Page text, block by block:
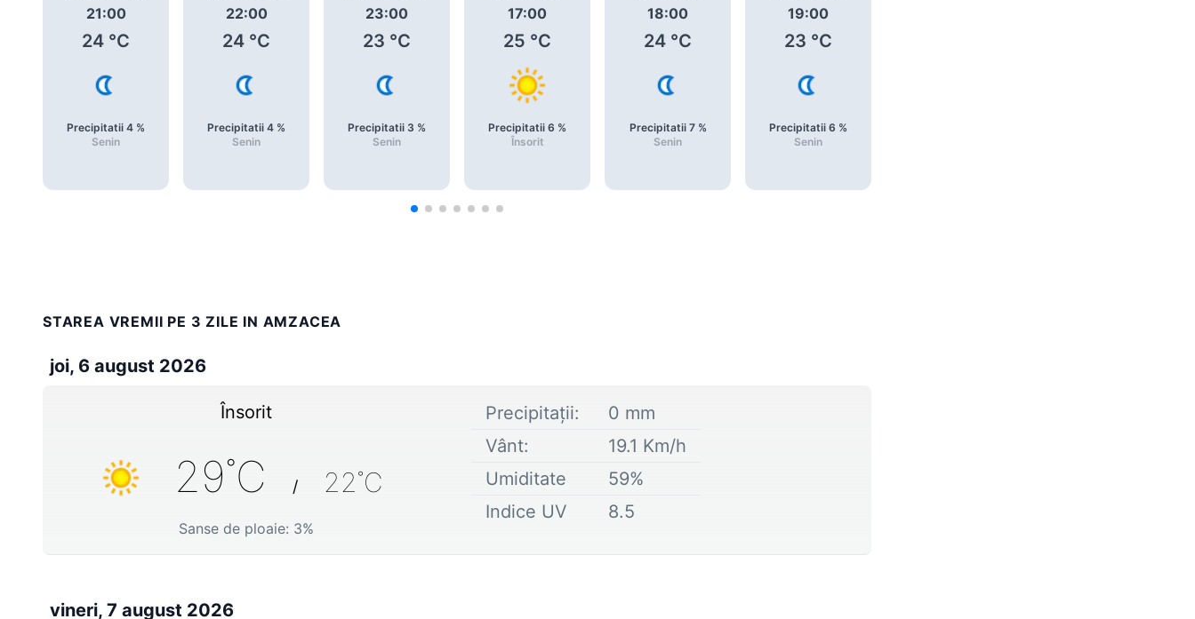
21:00
24 °C
Precipitatii 4 %
Senin
22:00
24 °C
Precipitatii 4 %
Senin
23:00
23 °C
Precipitatii 3 %
Senin
17:00
25 °C
Precipitatii 6 %
Însorit
18:00
24 °C
Precipitatii 7%
Senin
19:00
23 °C
Precipitatii 6 %
Senin
STAREA VREMII PE 3 ZILE IN AMZACEA
joi, 6 august 2026
Însorit
29˚C / 22˚C
Sanse de ploaie: 3%
Precipitații: 0 mm
Vânt:
19.1 Km/h
Umiditate
59%
Indice UV
8.5
vineri, 7 august 2026